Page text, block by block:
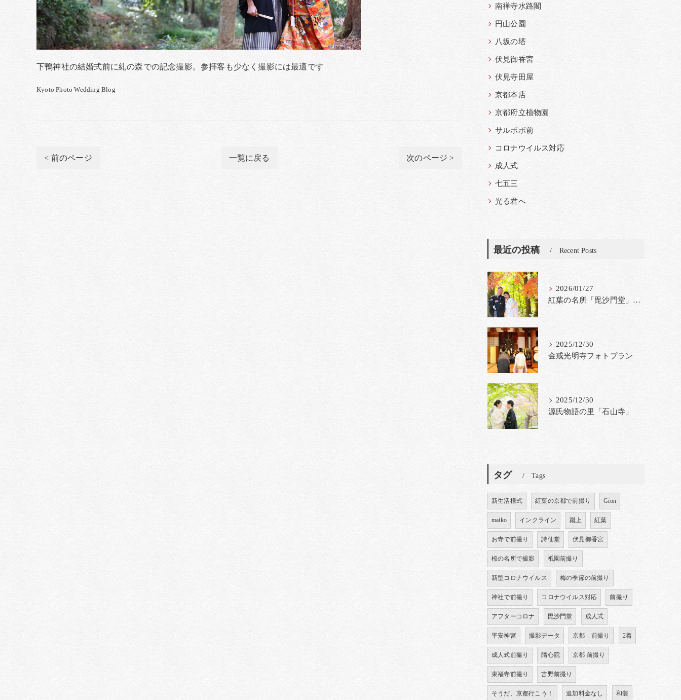
下鴨神社の結婚式前に糺の森での記念撮影。参拝客も少なく撮影には最適です
Kyoto Photo Wedding Blog
< 前のページ 一覧に戻る 次のページ >
南禅寺水路閣
円山公園
八坂の塔
伏見御香宮
伏見寺田屋
京都本店
京都府立植物園
サルボボ前
コロナウイルス対応
成人式
七五三
光る君へ
最近の投稿 Recent Posts
2026/01/27
紅葉の名所「毘沙門堂」撮影料金改定
2025/12/30
金戒光明寺フォトプラン
2025/12/30
源氏物語の里「石山寺」
タグ Tags
新生活様式 紅葉の京都で前撮り Gion
maiko インクライン 蹴上 紅葉
お寺で前撮り 詩仙堂 伏見御香宮
桜の名所で撮影 祇園前撮り
新型コロナウイルス 梅の季節の前撮り
神社で前撮り コロナウイルス対応 前撮り
アフターコロナ 毘沙門堂 成人式
平安神宮 撮影データ 京都 前撮り 2着
成人式前撮り 隋心院 京都 前撮り
東福寺前撮り 吉野前撮り
そうだ、京都行こう！ 追加料金なし 和装